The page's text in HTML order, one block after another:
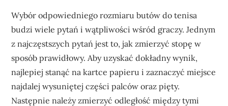
Wybór odpowiedniego rozmiaru butów do tenisa
budzi wiele pytań i wątpliwości wśród graczy. Jednym
z najczęstszych pytań jest to, jak zmierzyć stopę w
sposób prawidłowy. Aby uzyskać dokładny wynik,
najlepiej stanąć na kartce papieru i zaznaczyć miejsce
najdalej wysuniętej części palców oraz pięty.
Następnie należy zmierzyć odległość między tymi